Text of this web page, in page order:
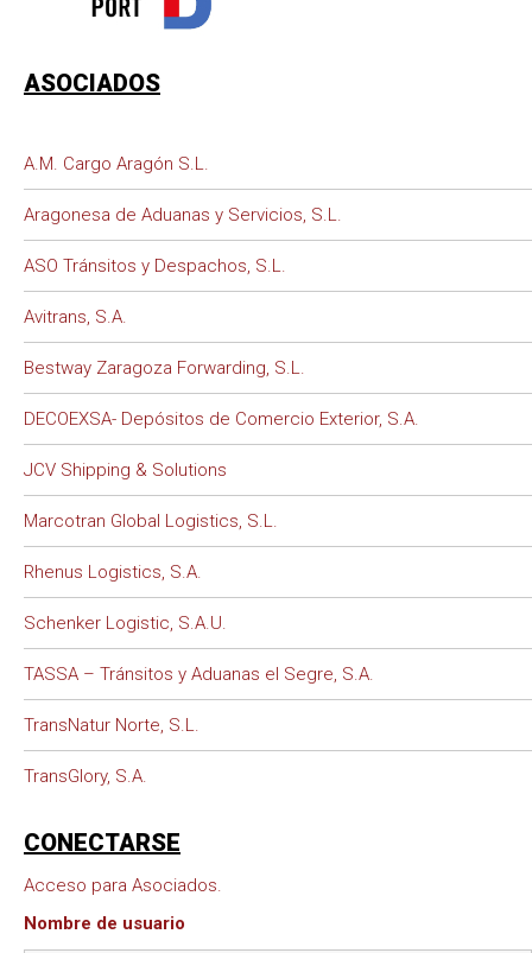
ASOCIADOS
A.M. Cargo Aragón S.L.
Aragonesa de Aduanas y Servicios, S.L.
ASO Tránsitos y Despachos, S.L.
Avitrans, S.A.
Bestway Zaragoza Forwarding, S.L.
DECOEXSA- Depósitos de Comercio Exterior, S.A.
JCV Shipping & Solutions
Marcotran Global Logistics, S.L.
Rhenus Logistics, S.A.
Schenker Logistic, S.A.U.
TASSA – Tránsitos y Aduanas el Segre, S.A.
TransNatur Norte, S.L.
TransGlory, S.A.
CONECTARSE
Acceso para Asociados.
Nombre de usuario